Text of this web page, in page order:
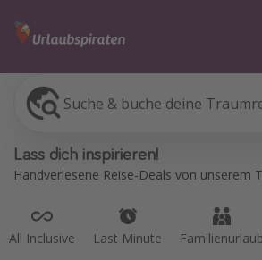
Suche & buche deine
Lass dich inspirieren!
Handverlesene Reise-Deals von unserem
All Inclusive Last Minute Familienurlaub
All Inclusive
Flüge
Pauschalreisen